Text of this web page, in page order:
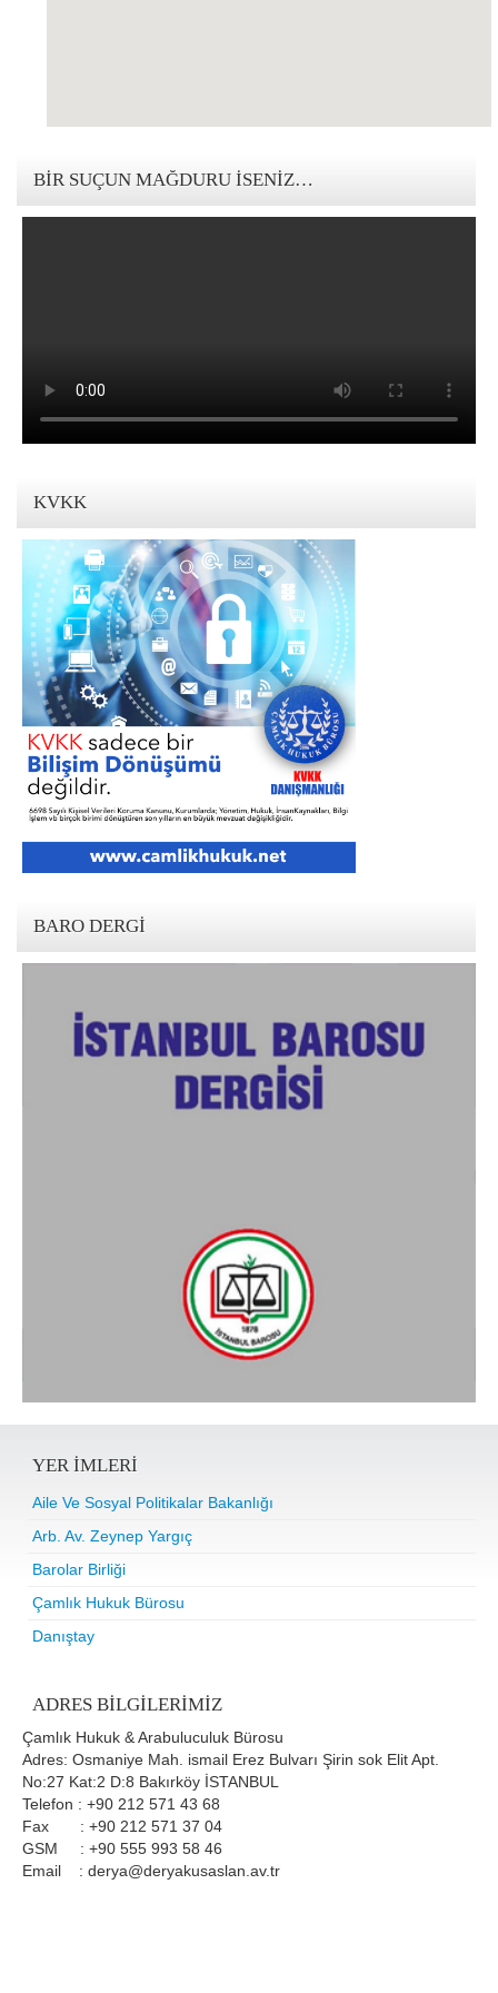
BIR SUÇUN MAĞDURU İSENIZ…
KVKK
BARO DERGI
YER IMLERI
Aile Ve Sosyal Politikalar Bakanlığı
Arb. Av. Zeynep Yargıç
Barolar Birliği
Çamlık Hukuk Bürosu
Danıştay
ADRES BILGILERIMIZ
Çamlık Hukuk & Arabuluculuk Bürosu
Adres: Osmaniye Mah. ismail Erez Bulvarı Şirin sok Elit Apt.
No:27 Kat:2 D:8 Bakırköy İSTANBUL
Telefon : +90 212 571 43 68
Fax : +90 212 571 37 04
GSM : +90 555 993 58 46
Email : derya@deryakusaslan.av.tr